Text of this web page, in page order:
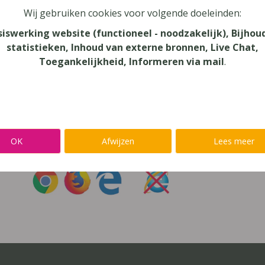
vergeten?
niet inloggen met een@lees.op-account
meteen naarAlinea,IntoWords,K3000,SprintPlus,
Wij gebruiken cookies voor volgende doeleinden:
website (functioneel - noodzakelijk),
statistieken, Inhoud van externe bronnen, Live Chat,
Toegankelijkheid, Informeren via mail.
OK Afwijzen Lees meer